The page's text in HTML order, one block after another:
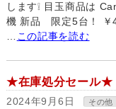
します❕ 目玉商品は
機 新品 限定5台！
この記事を読む
★在庫処分セール★
2024年9月6日 その他